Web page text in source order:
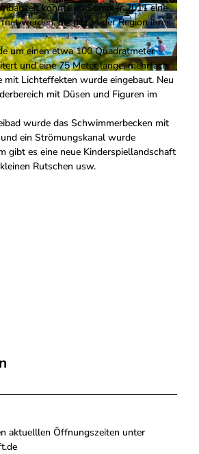
© a|w|sobott atelier fuer werbefotografie gmbh,
aIwIsobott gmbh |CC-BY-SA
konnte im Sommer 2011 eine
werden, die hier in der Region ihres
um einen etwa 100 Quadratmeter
und eine 75 Meter lange, mehrfach
mit Lichteffekten wurde eingebaut. Neu
mit Düsen und Figuren im
wurde das Schwimmerbecken mit
ein Strömungskanal wurde
gibt es eine neue Kinderspiellandschaft
Rutschen usw.
aktuelllen Öffnungszeiten unter